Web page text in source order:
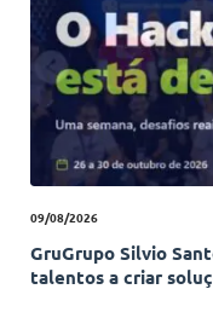
09/08/2026
GruGrupo Silvio
talentos a criar